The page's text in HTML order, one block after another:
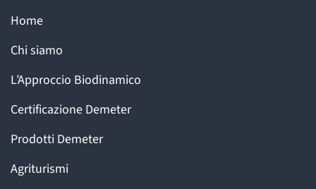
Home
Chi siamo
L’Approccio Biodinamico
Certificazione Demeter
Prodotti Demeter
Agriturismi